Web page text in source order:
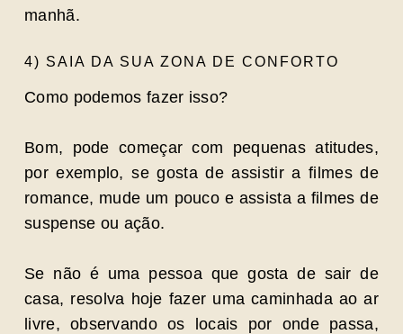
manhã.
4) SAIA DA SUA ZONA DE CONFORTO
Como podemos fazer isso?
Bom, pode começar com pequenas atitudes,
por exemplo, se gosta de assistir a filmes de
romance, mude um pouco e assista a filmes de
suspense ou ação.
Se não é uma pessoa que gosta de sair de
casa, resolva hoje fazer uma caminhada ao ar
livre, observando os locais por onde passa,